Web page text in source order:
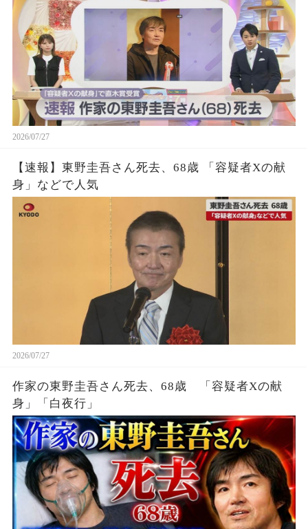
2026/07/27
【速報】東野圭吾さん死去、68歳 「容疑者Xの献
身」などで人気
2026/07/27
作家の東野圭吾さん死去、68歳 「容疑者Xの献
身」「白夜行」